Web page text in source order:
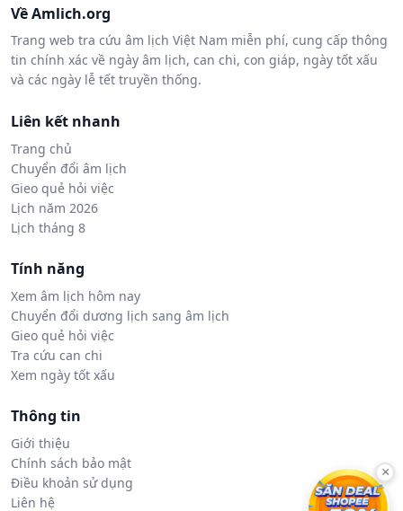
Về Amlich.org
Trang web tra cứu âm lịch Việt Nam miễn phí, cung cấp thông
tin chính xác về ngày âm lịch, can chi, con giáp, ngày tốt xấu
và các ngày lễ tết truyền thống.
Liên kết nhanh
Trang chủ
Chuyển đổi âm lịch
Gieo quẻ hỏi việc
Lịch năm 2026
Lịch tháng 8
Tính năng
Xem âm lịch hôm nay
Chuyển đổi dương lịch sang âm lịch
Gieo quẻ hỏi việc
Tra cứu can chi
Xem ngày tốt xấu
Thông tin
Giới thiệu
Chính sách bảo mật
Điều khoản sử dụng
Liên hệ
×